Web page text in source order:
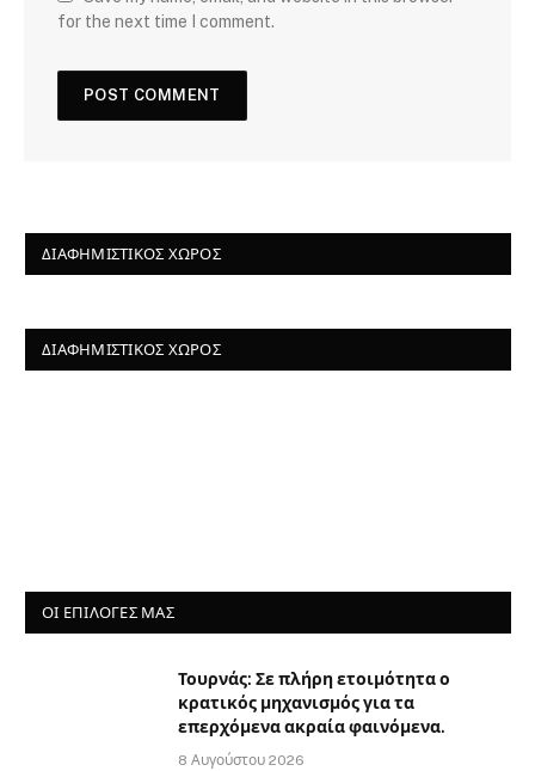
for the next time I comment.
ΔΙΑΦΗΜΙΣΤΙΚΌΣ ΧΏΡΟΣ
ΔΙΑΦΗΜΙΣΤΙΚΌΣ ΧΏΡΟΣ
ΟΙ ΕΠΙΛΟΓΈΣ ΜΑΣ
Τουρνάς: Σε πλήρη ετοιμότητα ο
κρατικός μηχανισμός για τα
επερχόμενα ακραία φαινόμενα.
8 Αυγούστου 2026